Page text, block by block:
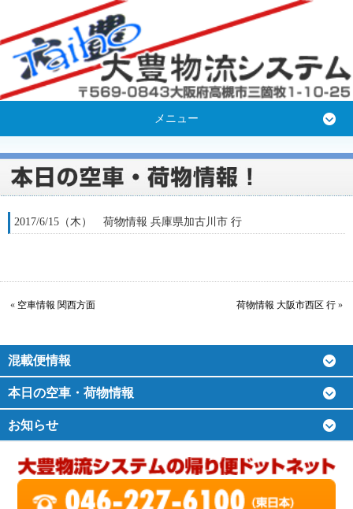
メニュー
2017/6/15（木） 荷物情報 兵庫県加古川市 行
« 空車情報 関西方面 荷物情報 大阪市西区 行 »
混載便情報
本日の空車・荷物情報
お知らせ